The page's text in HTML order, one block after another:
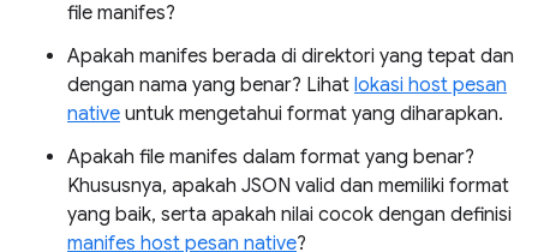
file manifes?
Apakah manifes berada di direktori yang tepat dan
dengan nama yang benar? Lihat lokasi host pesan
native untuk mengetahui format yang diharapkan.
Apakah file manifes dalam format yang benar?
Khususnya, apakah JSON valid dan memiliki format
yang baik, serta apakah nilai cocok dengan definisi
manifes host pesan native?